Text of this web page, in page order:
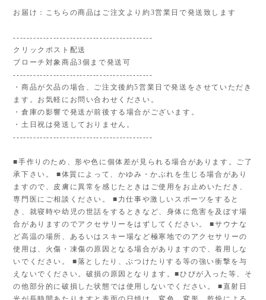
お届け：こちらの商品はご注文より約3営業日で発送致します
------------------------------------------
クリックポスト配送
ブローチ対象商品3個まで発送可
------------------------------------------
・商品が欠品の場合、ご注文後約5営業日で発送をさせていただき
ます。お気軽にお問い合わせください。
・倉庫の影響で発送が前後する場合がございます。
・土日祝は発送しておりません。
------------------------------------------
■手作りのため、形や色に個体差が見られる場合があります。ご了
承下さい。 ■体質によって、かゆみ・かぶれを生じる場合があり
ますので、皮膚に異常を感じたときはご使用をお止めいただき、
専門医にご相談ください。 ■力仕事や激しいスポーツをすると
き、就寝時や幼児の世話をするときなど、身体に危害を及ぼす場
合がありますのでアクセサリーをはずしてください。 ■サウナな
ど高温の場所、あるいはスキー場など極寒地でのアクセサリーの
使用は、火傷・凍傷の原因となる場合がありますので、着用しな
いでください。 ■落としたり、ぶつけたりする等の強い衝撃を与
えないでください。破損の原因となります。■ひびが入った等、そ
の他部分的に破損した状態では使用しないでください。 ■直射日